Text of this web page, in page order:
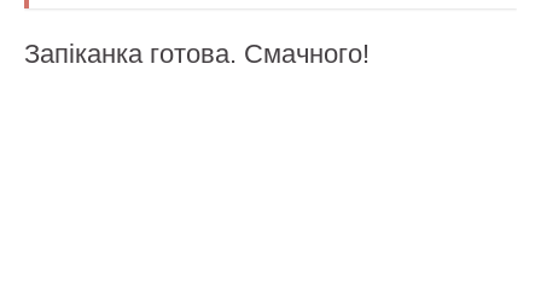
Запіканка готова. Смачного!